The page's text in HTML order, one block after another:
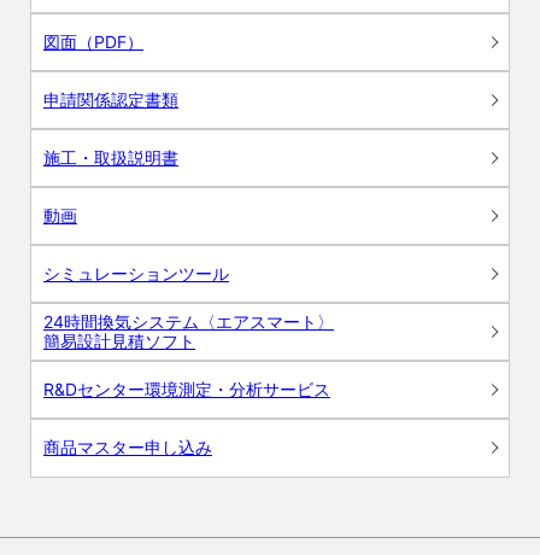
図面（PDF）
申請関係認定書類
施工・取扱説明書
動画
シミュレーションツール
24時間換気システム〈エアスマート〉
簡易設計見積ソフト
R&Dセンター環境測定・分析サービス
商品マスター申し込み